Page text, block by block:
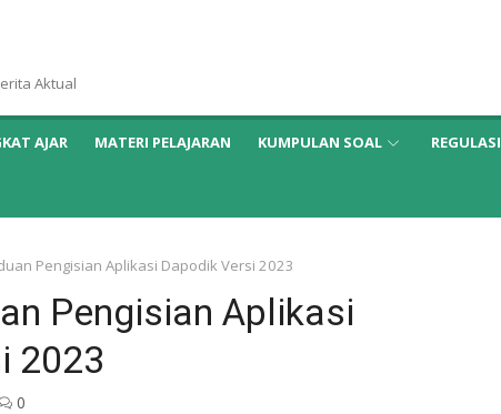
Aktual
AJAR MATERI PELAJARAN KUMPULAN SOAL REGULASI
Pengisian Aplikasi Dapodik Versi 2023
Pengisian Aplikasi
2023
0